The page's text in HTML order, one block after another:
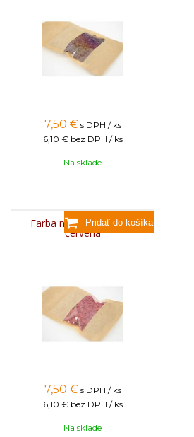
7,50 € s DPH / ks
6,10 € bez DPH / ks
Na sklade
Farba na sviečky, 25g -
červená
7,50 € s DPH / ks
6,10 € bez DPH / ks
Na sklade